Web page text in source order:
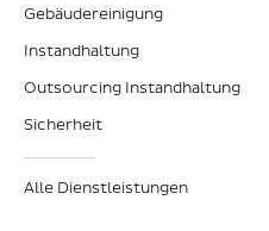
Gebäudereinigung
Instandhaltung
Outsourcing Instandhaltung
Sicherheit
Alle Dienstleistungen